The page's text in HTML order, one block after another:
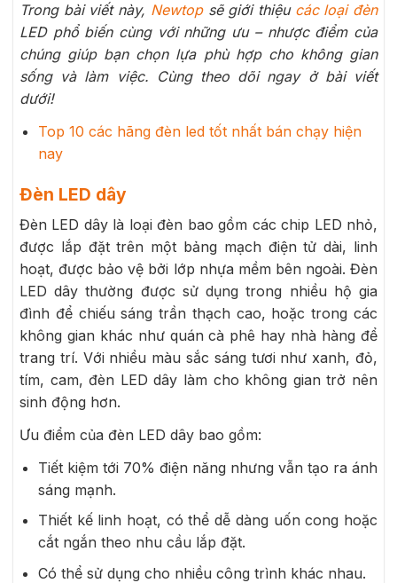
Trong bài viết này, Newtopsẽ giới thiệu các loại đèn
LED phổ biến cùng với những ưu – nhược điểm của
chúng giúp bạn chọn lựa phù hợp cho không gian
sống và làm việc. Cùng theo dõi ngay ở bài viết
dưới!
Top 10 các hãng đèn led tốt nhất bán chạy hiện
nay
Đèn LED dây
Đèn LED dây là loại đèn bao gồm các chip LED nhỏ,
được lắp đặt trên một bảng mạch điện tử dài, linh
hoạt, được bảo vệ bởi lớp nhựa mềm bên ngoài. Đèn
LED dây thường được sử dụng trong nhiều hộ gia
đình để chiếu sáng trần thạch cao, hoặc trong các
không gian khác như quán cà phê hay nhà hàng để
trang trí. Với nhiều màu sắc sáng tươi như xanh, đỏ,
tím, cam, đèn LED dây làm cho không gian trở nên
sinh động hơn.
Ưu điểm của đèn LED dây bao gồm:
Tiết kiệm tới 70% điện năng nhưng vẫn tạo ra ánh
sáng mạnh.
Thiết kế linh hoạt, có thể dễ dàng uốn cong hoặc
cắt ngắn theo nhu cầu lắp đặt.
Có thể sử dụng cho nhiều công trình khác nhau.